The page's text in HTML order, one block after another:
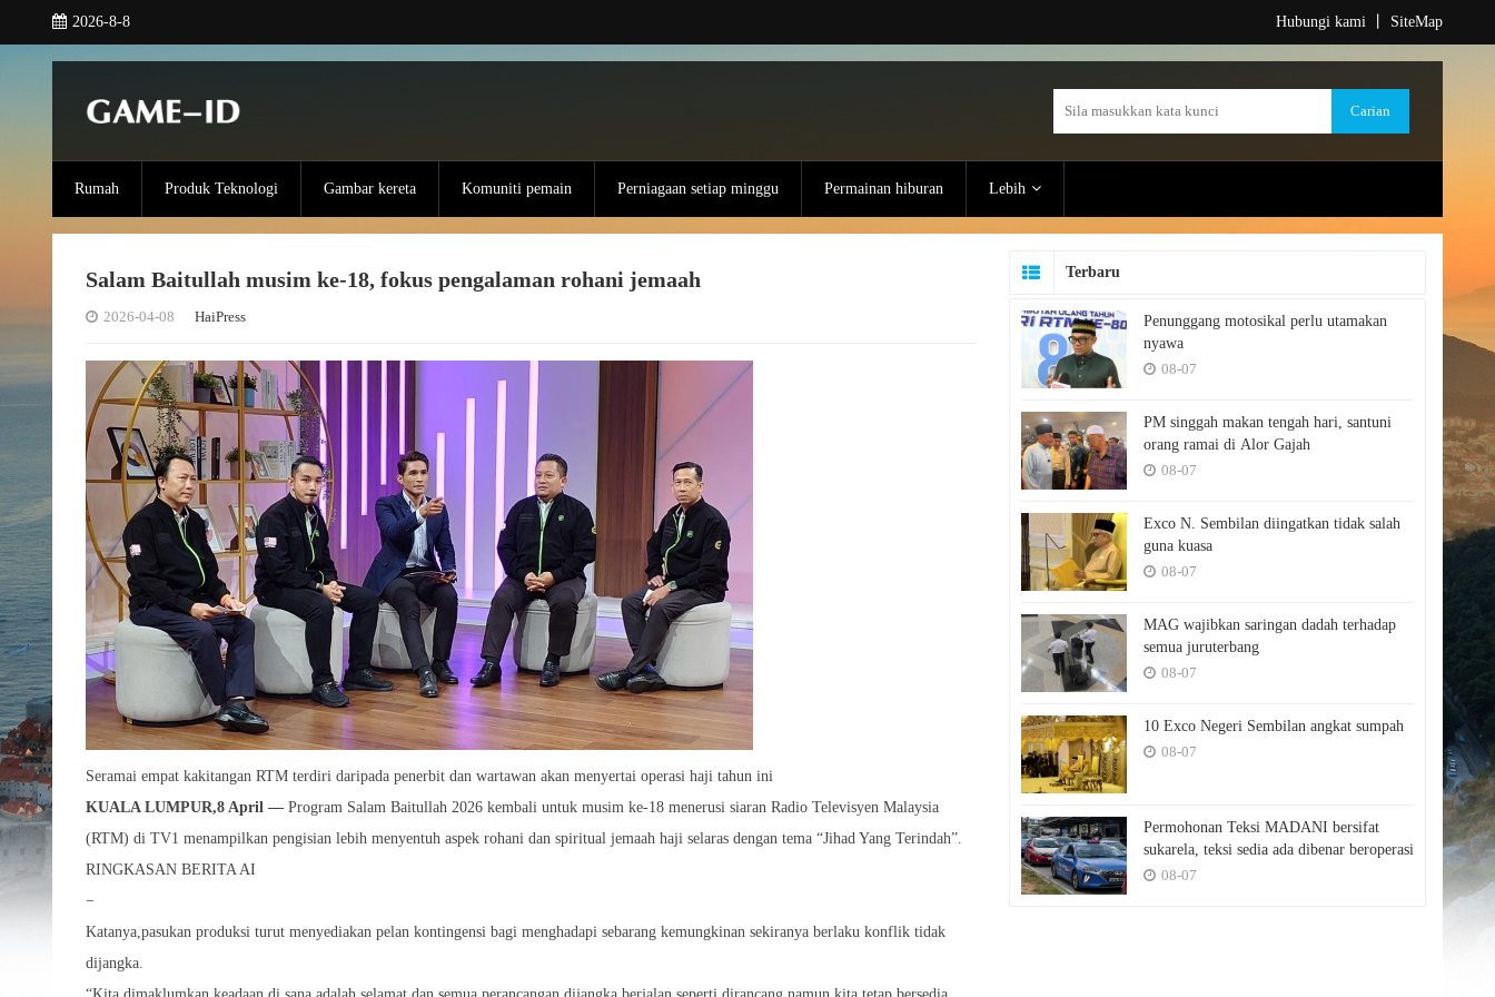
2026-8-8 Hubungi kami SiteMap
Rumah Produk Teknologi Gambar kereta Komuniti pemain Perniagaan setiap minggu Permainan hiburan Lebih
Salam Baitullah musim ke-18, fokus pengalaman rohani jemaah
2026-04-08 HaiPress
Seramai empat kakitangan RTM terdiri daripada penerbit dan wartawan akan menyertai operasi haji tahun ini
KUALA LUMPUR,8 April — Program Salam Baitullah 2026 kembali untuk musim ke-18 menerusi siaran Radio Televisyen Malaysia
(RTM) di TV1 menampilkan pengisian lebih menyentuh aspek rohani dan spiritual jemaah haji selaras dengan tema “Jihad Yang Terindah”.
RINGKASAN BERITA AI
−
Katanya,pasukan produksi turut menyediakan pelan kontingensi bagi menghadapi sebarang kemungkinan sekiranya berlaku konflik tidak
dijangka.
Terbaru
Penunggang motosikal perlu utamakan
nyawa
08-07
PM singgah makan tengah hari, santuni
orang ramai di Alor Gajah
08-07
Exco N. Sembilan diingatkan tidak salah
guna kuasa
08-07
MAG wajibkan saringan dadah terhadap
semua juruterbang
08-07
10 Exco Negeri Sembilan angkat sumpah
08-07
Permohonan Teksi MADANI bersifat
sukarela, teksi sedia ada dibenar beroperasi
08-07